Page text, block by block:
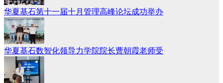
华夏基石第十一届十月管理高峰论坛成功举办
华夏基石数智化领导力学院院长曹朝霞老师受